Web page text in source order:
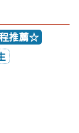
推薦☆